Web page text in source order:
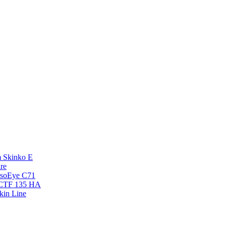
Skinko E
С71
135 HA
Line